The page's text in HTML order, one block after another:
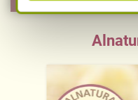
Ihre Einwilligung zur
Ausführliche
Näheres über uns